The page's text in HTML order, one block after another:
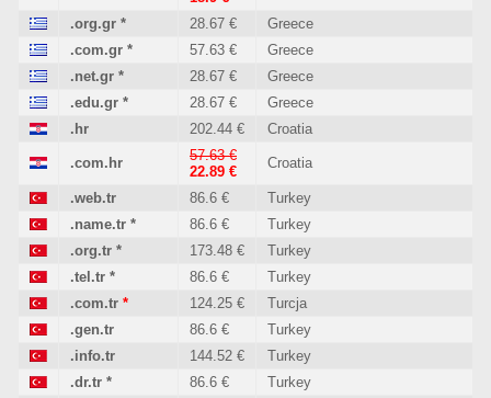
.org.gr * 28.67 €
Greece
.com.gr * 57.63 €
Greece
.net.gr * 28.67 €
Greece
.edu.gr * 28.67 €
Greece
.hr
202.44 € Croatia
.com.hr
57.63 €
22.89 €
Croatia
.web.tr 86.6 €
Turkey
.name.tr * 86.6 €
Turkey
.org.tr * 173.48 €
Turkey
.tel.tr * 86.6 €
Turkey
.com.tr * 124.25 €
Turcja
.gen.tr
86.6 €
Turkey
.info.tr
144.52 €
Turkey
.dr.tr * 86.6 €
Turkey